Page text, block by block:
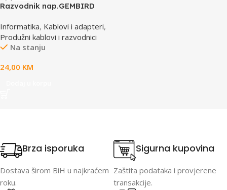
Razvodnik nap.GEMBIRD
prekidač,3m, osigurač,
prenaponska zaštita
Informatika, Kablovi i adapteri,
Produžni kablovi i razvodnici
Na stanju
24,00 KM
Brza isporuka
Dostava širom BiH u najkraćem
roku.
Sigurna kupovina
Zaštita podataka i provjerene
transakcije.